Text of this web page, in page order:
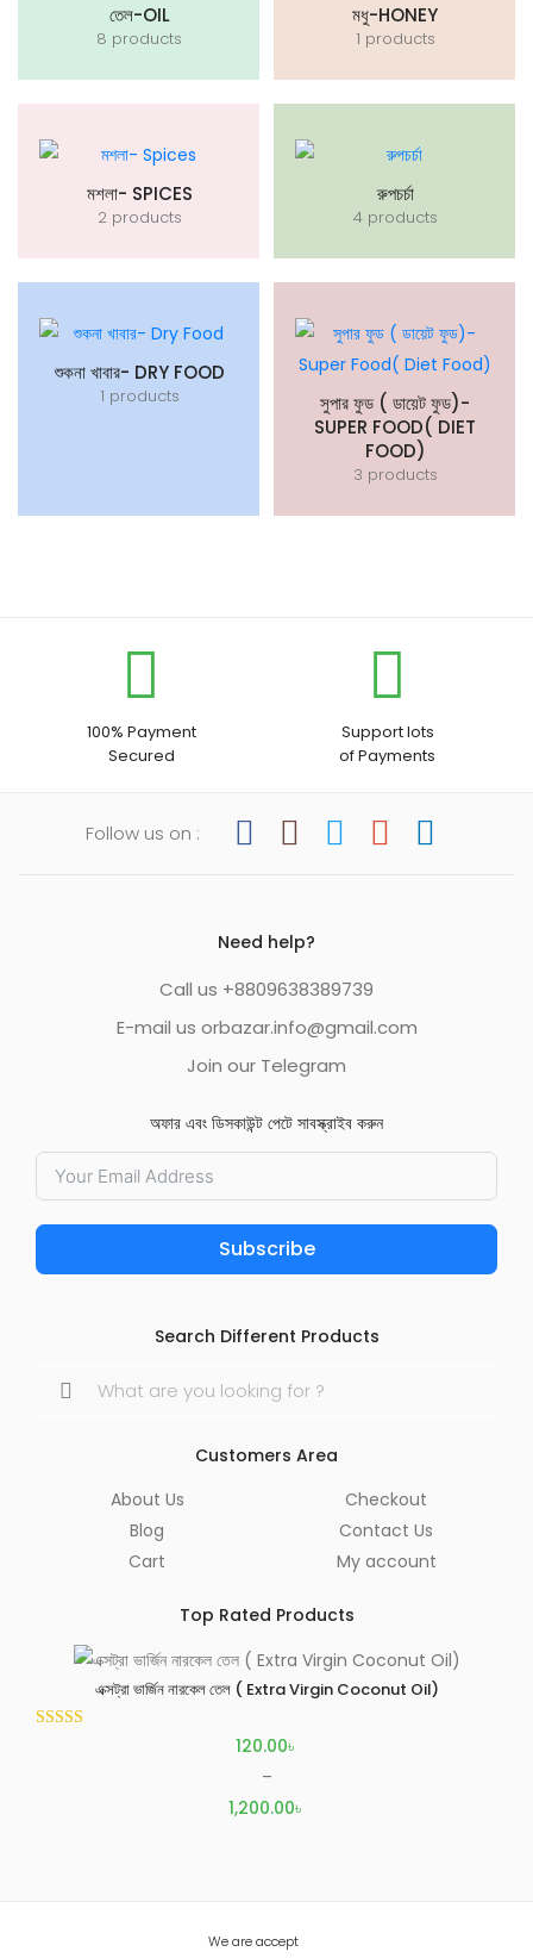
তেল-OIL
8 products
মধু-HONEY
1 products
মশলা- SPICES
2 products
রুপচর্চা
4 products
শুকনা খাবার- DRY FOOD
1 products
সুপার ফুড ( ডায়েট ফুড)-
SUPER FOOD( DIET
FOOD)
3 products
100% Payment
Secured
Support lots
of Payments
Follow us on :
Need help?
Call us +8809638389739
E-mail us orbazar.info@gmail.com
Join our Telegram
অফার এবং ডিসকাউন্ট পেটে সাবস্ক্রাইব করুন
Subscribe
Search Different Products
Customers Area
About Us
Blog
Cart
Checkout
Contact Us
My account
Top Rated Products
এক্সট্রা ভার্জিন নারকেল তেল ( Extra Virgin Coconut Oil)
120.00৳
–
1,200.00৳
We are accept